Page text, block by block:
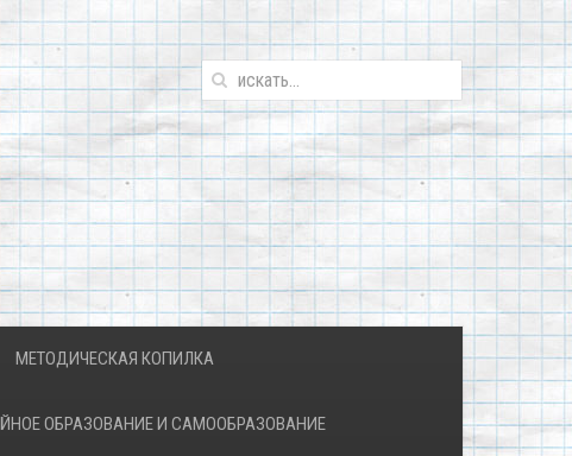
МЕТОДИЧЕСКАЯ КОПИЛКА
ОБРАЗОВАНИЕ И САМООБРАЗОВАНИЕ